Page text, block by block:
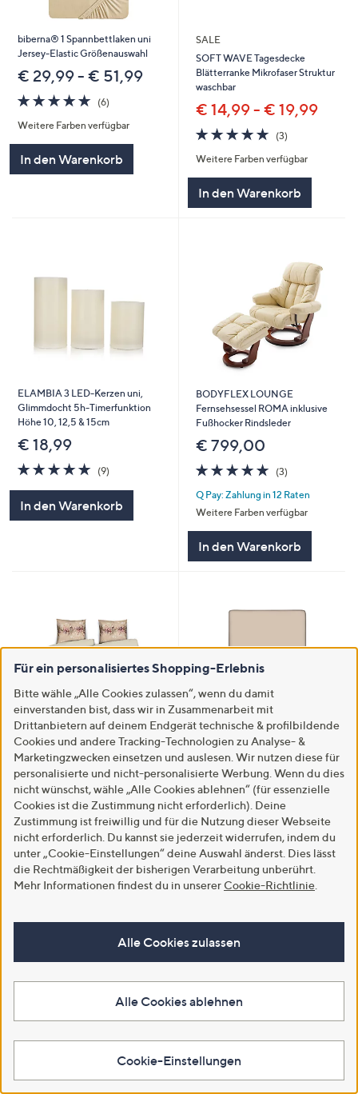
biberna® 1 Spannbettlaken uni
Jersey-Elastic Größenauswahl
€ 29,99 - € 51,99
4.7
von
5
(6)
Weitere Farben verfügbar
In den Warenkorb
SALE
SOFT WAVE Tagesdecke
Blätterranke Mikrofaser Struktur
waschbar
€ 14,99 - € 19,99
4.7
von
5
(3)
Weitere Farben verfügbar
In den Warenkorb
ELAMBIA 3 LED-Kerzen uni,
Glimmdocht 5h-Timerfunktion
Höhe 10, 12,5 & 15cm
€ 18,99
4.7
von
(9)
In den Warenkorb
BODYFLEX LOUNGE
Fernsehsessel ROMA inklusive
Fußhocker Rindsleder
€ 799,00
4.7
von
5
(3)
Q Pay: Zahlung in 12 Raten
Weitere Farben verfügbar
In den Warenkorb
SALE
WINTERENGEL
Wendebettwäsche Glitzerranke
Mikrofaser Flanell Doppelbett,
4tlg.
€ 25,99
4.6
von
(7)7
Bewertungen
Weitere Farben verfügbar
Top-Kundenbewertung
WINTERENGEL uni
Spannbettlaken Übergrößen
Mikrofaser Flanell Steghöhe ca.
26cm
€ 19,99 - € 24,99
4.5
von
5
(28)28
Bewertungen
Weitere Farben verfügbar
Für ein personalisiertes Shopping-Erlebnis
Bitte wähle „Alle Cookies zulassen“, wenn du damit
einverstanden bist, dass wir in Zusammenarbeit mit
Drittanbietern auf deinem Endgerät technische & profilbildende
Cookies und andere Tracking-Technologien zu Analyse- &
Marketingzwecken einsetzen und auslesen. Wir nutzen diese für
personalisierte und nicht-personalisierte Werbung. Wenn du dies
nicht wünschst, wähle „Alle Cookies ablehnen“ (für essenzielle
Cookies ist die Zustimmung nicht erforderlich). Deine
Zustimmung ist freiwillig und für die Nutzung dieser Webseite
nicht erforderlich. Du kannst sie jederzeit widerrufen, indem du
unter „Cookie-Einstellungen“ deine Auswahl änderst. Dies lässt
die Rechtmäßigkeit der bisherigen Verarbeitung unberührt.
Mehr Informationen findest du in unserer Cookie-Richtlinie
Alle Cookies zulassen
Alle Cookies ablehnen
Cookie-Einstellungen